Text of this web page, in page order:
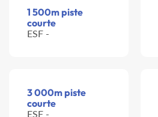
1 500m piste
courte
ESF -
3 000m piste
courte
ESF -